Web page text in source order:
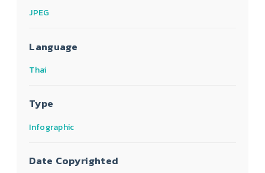
JPEG
Language
Thai
Type
Infographic
Date Copyrighted